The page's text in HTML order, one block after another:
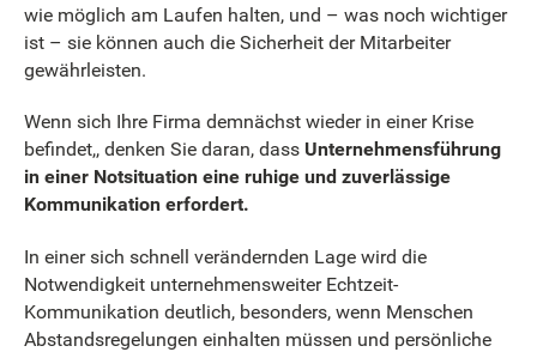
wie möglich am Laufen halten, und – was noch wichtiger
ist – sie können auch die Sicherheit der Mitarbeiter
gewährleisten.
Wenn sich Ihre Firma demnächst wieder in einer Krise
befindet,, denken Sie daran, dass Unternehmensführung
in einer Notsituation eine ruhige und zuverlässige
Kommunikation erfordert.
In einer sich schnell verändernden Lage wird die
Notwendigkeit unternehmensweiter Echtzeit-
Kommunikation deutlich, besonders, wenn Menschen
Abstandsregelungen einhalten müssen und persönliche